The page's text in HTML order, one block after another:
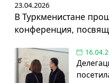
23.04.2026
В Туркменистане
конференция,